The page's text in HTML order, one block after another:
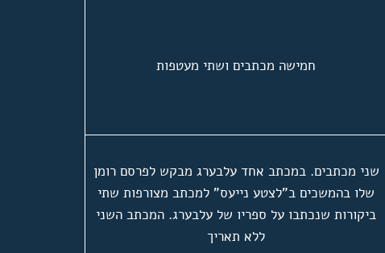
חמישה מכתבים ושתי מעטפות
שני מכתבים. במכתב אחד עלבערג מבקש לפרסם רומן
שלו בהמשכים ב"לצטע נייעס" למכתב מצורפות שתי
ביקורות שנכתבו על ספריו של עלבערג. המכתב השני
ללא תאריך